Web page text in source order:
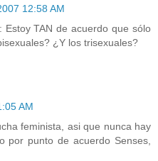
12:58 AM
Estoy TAN de acuerdo que sólo
¿Y los trisexuales?
AM
feminista, asi que nunca hay
por punto de acuerdo Senses,